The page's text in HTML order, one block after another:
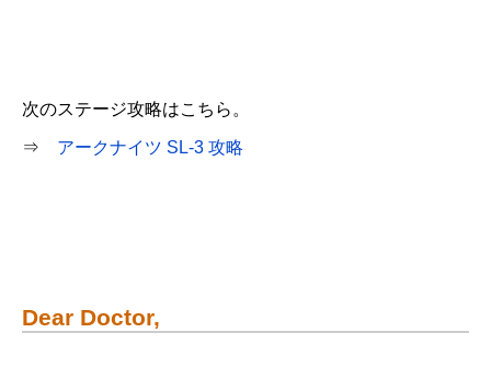
次のステージ攻略はこちら。
⇒ アークナイツ SL-3 攻略
Dear Doctor,